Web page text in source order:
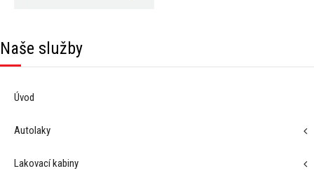
Naše služby
Úvod
Autolaky
Lakovací kabiny